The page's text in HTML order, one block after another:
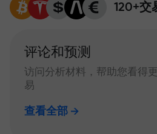
120+交
评论和预测
访问分析材料，帮助您看得
易
查看全部